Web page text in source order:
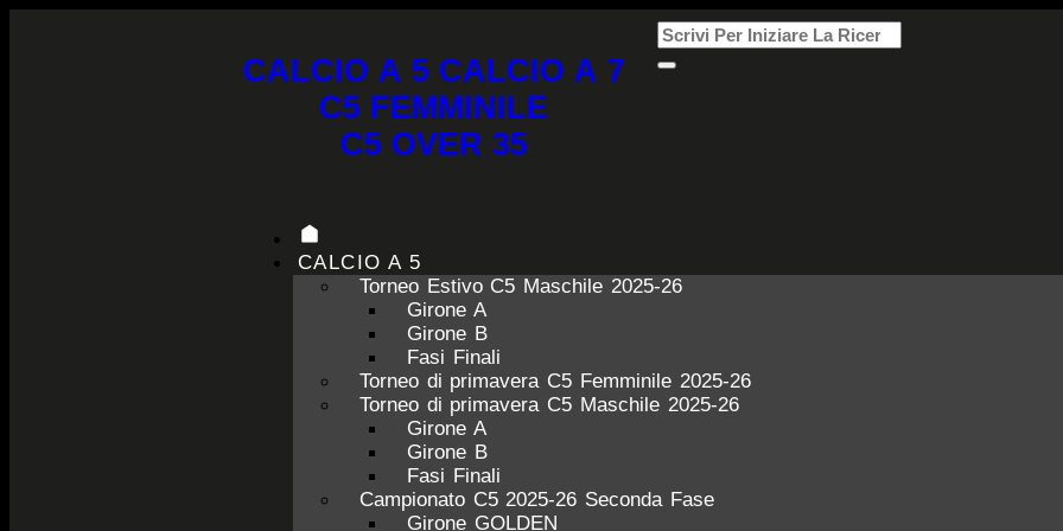
CALCIO A 5 CALCIO A 7
C5 FEMMINILE
C5 OVER 35
CALCIO A 5
Torneo Estivo C5 Maschile 2025-26
Girone A
Girone B
Fasi Finali
Torneo di primavera C5 Femminile 2025-26
Torneo di primavera C5 Maschile 2025-26
Girone A
Girone B
Fasi Finali
Campionato C5 2025-26 Seconda Fase
Girone GOLDEN